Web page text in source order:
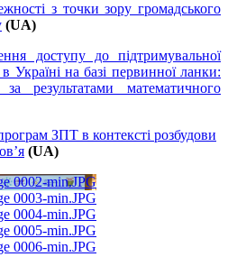
з точки зору громадського
(UA)
доступу до підтримувальної
в Україні на базі первинної ланки:
за результатами математичного
ЗПТ в контексті розбудови
(UA)